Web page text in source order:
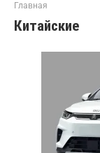
Главная
Китайские